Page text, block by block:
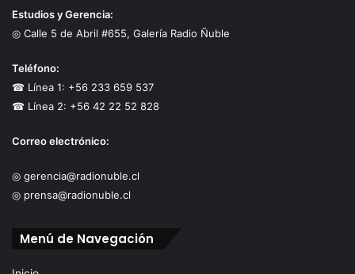
Estudios y Gerencia:
◎ Calle 5 de Abril #655, Galería Radio Ñuble
Teléfono:
☎ Línea 1: +56 233 659 537
☎ Línea 2: +56 42 22 52 828
Correo electrónico:
◎ gerencia@radionuble.cl
◎ prensa@radionuble.cl
Menú de Navegación